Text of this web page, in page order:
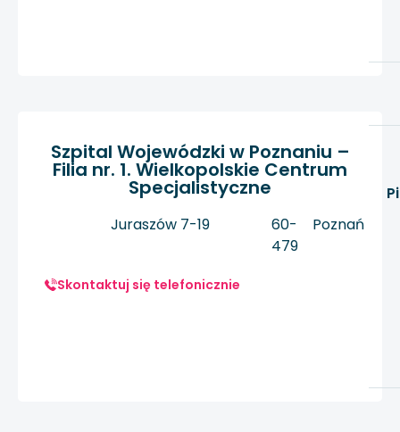
Szpital Wojewódzki w Poznaniu –
Filia nr. 1. Wielkopolskie Centrum
Specjalistyczne
Juraszów 7-19
60-
479
Poznań
Skontaktuj się telefonicznie